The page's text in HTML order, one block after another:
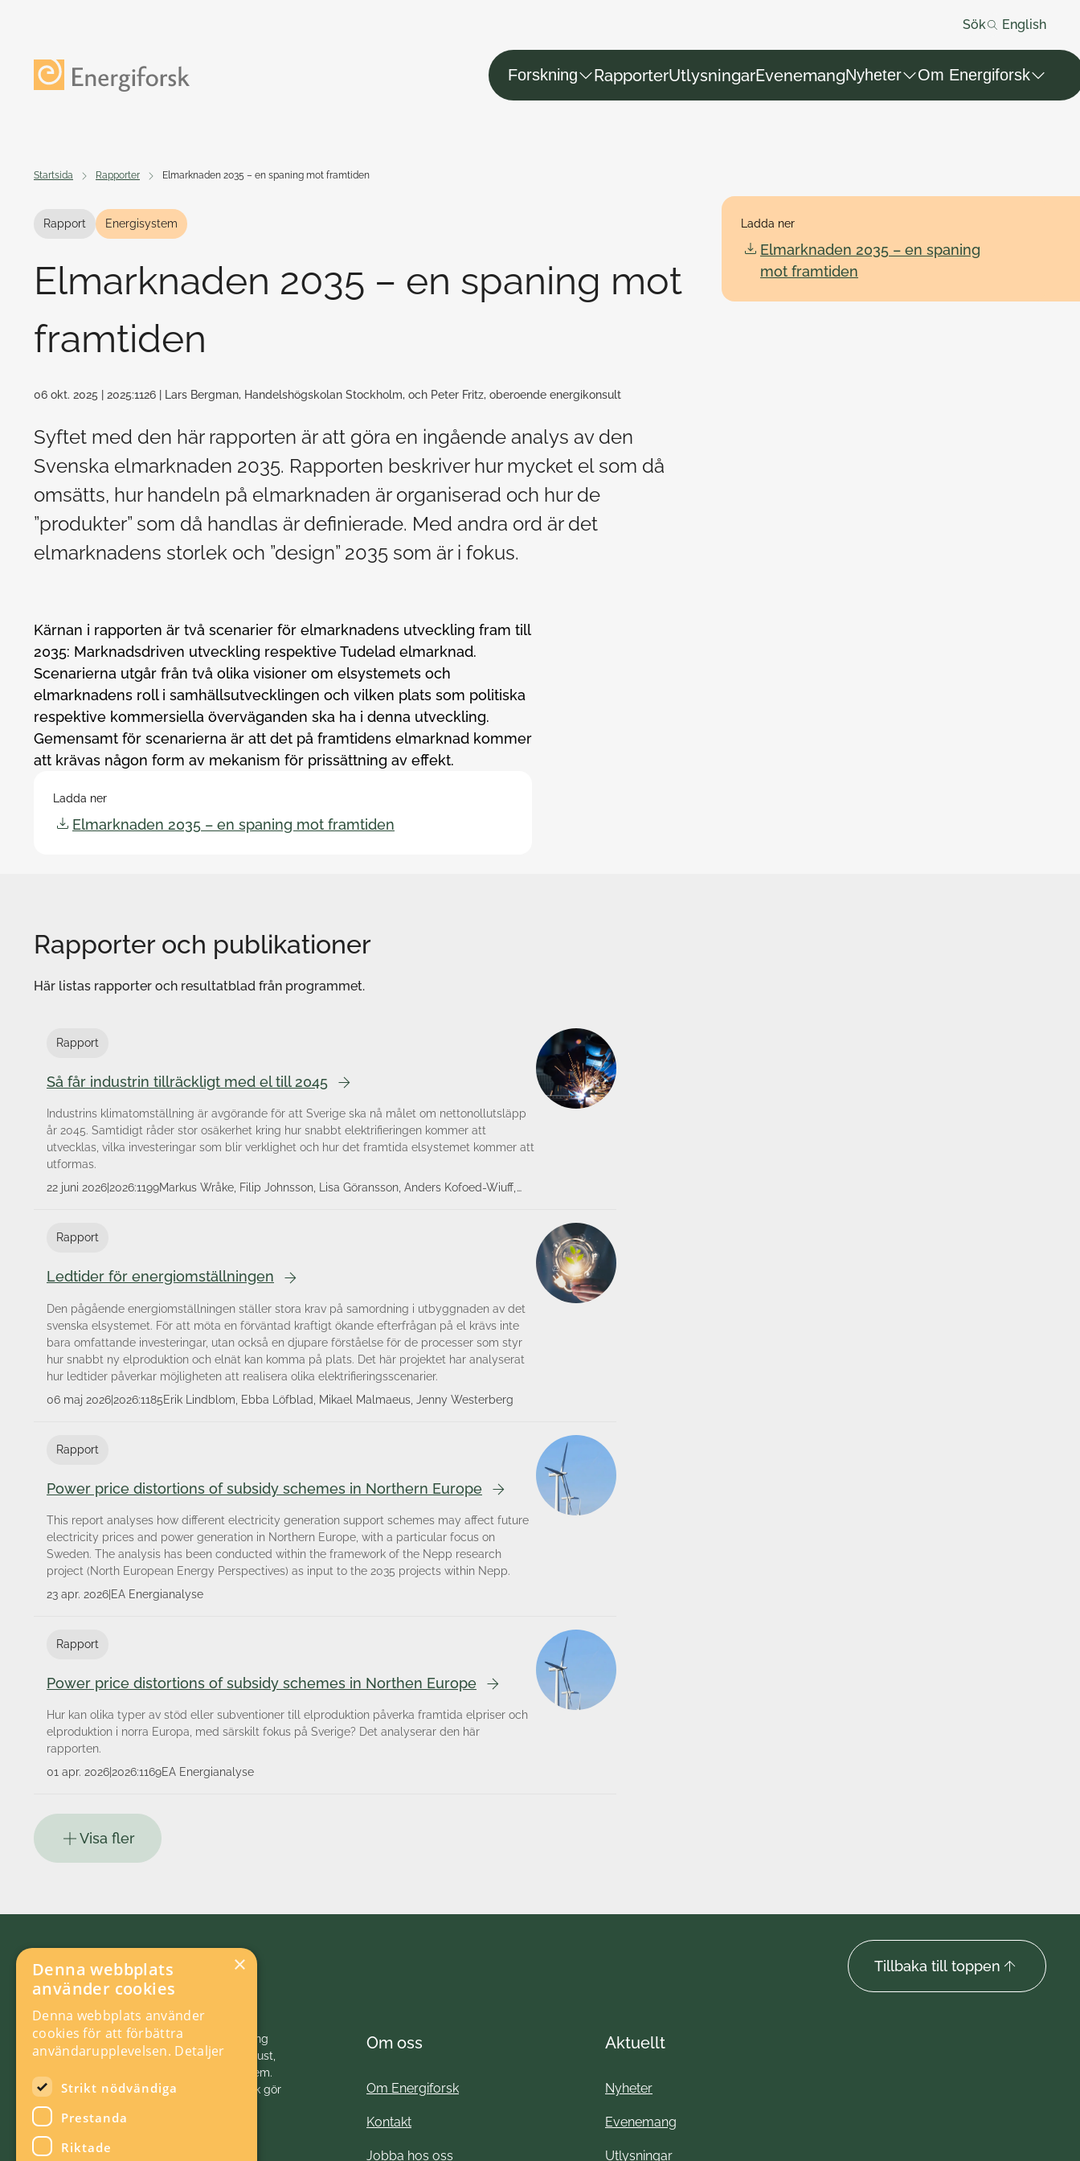
Sök English
Forskning RapporterUtlysningarEvenemangNyheter Om Energiforsk
Startsida Rapporter Elmarknaden 2035 – en spaning mot framtiden
Rapport Energisystem
Elmarknaden 2035 – en spaning mot
framtiden
06 okt. 2025 | 2025:1126 | Lars Bergman, Handelshögskolan Stockholm, och Peter Fritz, oberoende energikonsult
Syftet med den här rapporten är att göra en ingående analys av den
Svenska elmarknaden 2035. Rapporten beskriver hur mycket el som då
omsätts, hur handeln på elmarknaden är organiserad och hur de
”produkter” som då handlas är definierade. Med andra ord är det
elmarknadens storlek och ”design” 2035 som är i fokus.
Ladda ner
Elmarknaden 2035 – en spaning
mot framtiden
Kärnan i rapporten är två scenarier för elmarknadens utveckling fram till
2035: Marknadsdriven utveckling respektive Tudelad elmarknad.
Scenarierna utgår från två olika visioner om elsystemets och
elmarknadens roll i samhällsutvecklingen och vilken plats som politiska
respektive kommersiella överväganden ska ha i denna utveckling.
Gemensamt för scenarierna är att det på framtidens elmarknad kommer
att krävas någon form av mekanism för prissättning av effekt.
Ladda ner
Elmarknaden 2035 – en spaning mot framtiden
Rapporter och publikationer
Här listas rapporter och resultatblad från programmet.
Rapport
Så får industrin tillräckligt med el till 2045
Industrins klimatomställning är avgörande för att Sverige ska nå målet om nettonollutsläpp
år 2045. Samtidigt råder stor osäkerhet kring hur snabbt elektrifieringen kommer att
utvecklas, vilka investeringar som blir verklighet och hur det framtida elsystemet kommer att
utformas.
22 juni 20262026:1199Markus Wråke, Filip Johnsson, Lisa Göransson, Anders Kofoed-Wiuff,
Rapport
Ledtider för energiomställningen
Den pågående energiomställningen ställer stora krav på samordning i utbyggnaden av det
svenska elsystemet. För att möta en förväntad kraftigt ökande efterfrågan på el krävs inte
bara omfattande investeringar, utan också en djupare förståelse för de processer som styr
hur snabbt ny elproduktion och elnät kan komma på plats. Det här projektet har analyserat
hur ledtider påverkar möjligheten att realisera olika elektrifieringsscenarier.
06 maj 2026 2026:1185Erik Lindblom, Ebba Löfblad, Mikael Malmaeus, Jenny Westerberg
Rapport
Power price distortions of subsidy schemes in Northern Europe
This report analyses how different electricity generation support schemes may affect future
electricity prices and power generation in Northern Europe, with a particular focus on
Sweden. The analysis has been conducted within the framework of the Nepp research
project (North European Energy Perspectives) as input to the 2035 projects within Nepp.
23 apr. 2026 EA Energianalyse
Rapport
Power price distortions of subsidy schemes in Northen Europe
Hur kan olika typer av stöd eller subventioner till elproduktion påverka framtida elpriser och
elproduktion i norra Europa, med särskilt fokus på Sverige? Det analyserar den här
rapporten.
01 apr. 20262026:1169EA Energianalyse
Visa fler
Tillbaka till toppen
Vi initierar, samordnar och bedriver forskning
och analys inom energiområdet för ett robust,
hållbart och konkurrenskraftigt energisystem.
Energiforsk är politiskt neutralt. Energiforsk gör
energivärlden klokare!
Om oss
Om Energiforsk
Kontakt
Jobba hos oss
Aktuellt
Nyheter
Evenemang
Utlysningar
×
Denna webbplats
använder cookies
Denna webbplats använder
cookies för att förbättra
användarupplevelsen. Detaljer
Strikt nödvändiga
Prestanda
Riktade